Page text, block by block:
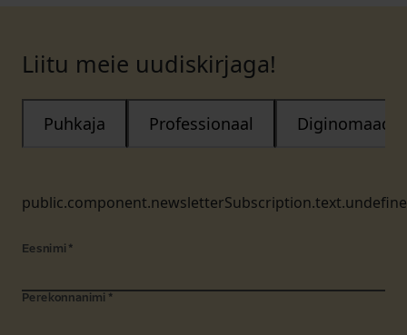
Liitu meie uudiskirjaga!
Puhkaja Professionaal Diginomaad
Eesnimi *
Perekonnanimi *